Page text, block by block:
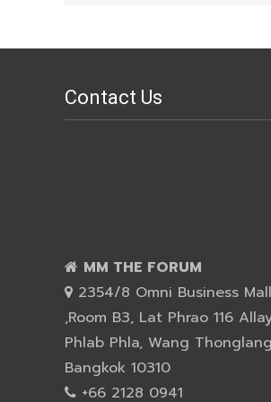
Contact Us
MM THE FORUM
2354/8 Omni Business Mall
,Room B3, Lat Phrao 116
Phlab Phla, Wang Thonglang
Bangkok 10310
+66 2128 0941